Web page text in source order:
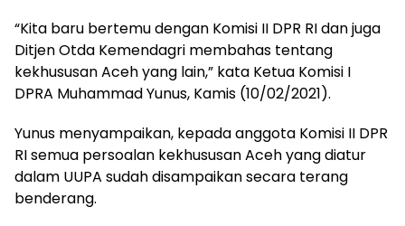
“Kita baru bertemu dengan Komisi II DPR RI dan juga
Ditjen Otda Kemendagri membahas tentang
kekhususan Aceh yang lain,” kata Ketua Komisi I
DPRA Muhammad Yunus, Kamis (10/02/2021).
Yunus menyampaikan, kepada anggota Komisi II DPR
RI semua persoalan kekhususan Aceh yang diatur
dalam UUPA sudah disampaikan secara terang
benderang.